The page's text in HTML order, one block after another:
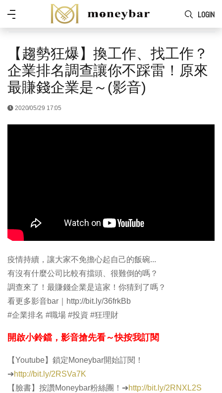
Skip to main content
LOGIN
功
【趨勢狂爆】換工作、找工作？
企業排名調查讓你不踩雷！原來
最賺錢企業是～(影音)
2020/05/29 17:05
疫情持續，讓大家不免擔心起自己的飯碗...
有沒有什麼公司比較有擋頭、很難倒的嗎？
調查來了！最賺錢企業是這家！你猜到了嗎？
看更多影音bar｜http://bit.ly/36frkBb
#企業排名 #職場 #投資 #狂理財
開啟小鈴鐺，影音搶先看～快按我訂閱​
【Youtube】鎖定Moneybar開始訂閱！
➔http://bit.ly/2RSVa7K
【臉書】按讚Moneybar粉絲團！➔http://bit.ly/2RNXL2S